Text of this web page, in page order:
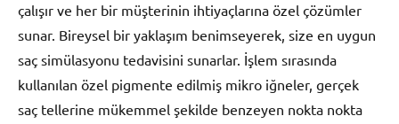
çalışır ve her bir müşterinin ihtiyaçlarına özel çözümler
sunar. Bireysel bir yaklaşım benimseyerek, size en uygun
saç simülasyonu tedavisini sunarlar. İşlem sırasında
kullanılan özel pigmente edilmiş mikro iğneler, gerçek
saç tellerine mükemmel şekilde benzeyen nokta nokta